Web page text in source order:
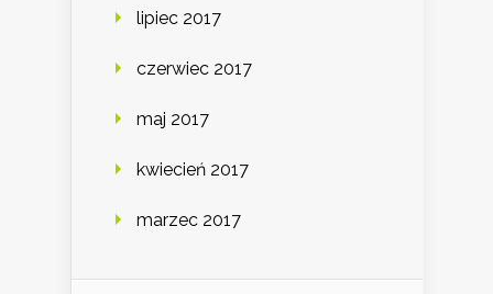
lipiec 2017
czerwiec 2017
maj 2017
kwiecień 2017
marzec 2017